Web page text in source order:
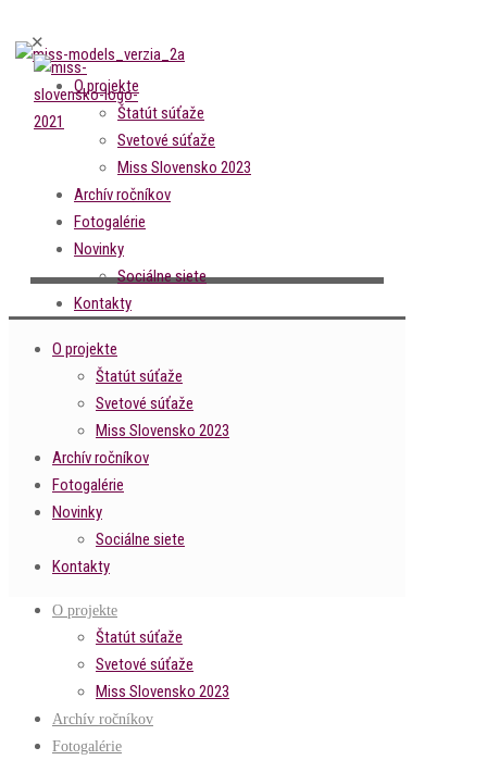
✕
O projekte
Štatút súťaže
Svetové súťaže
Miss Slovensko 2023
Archív ročníkov
Fotogalérie
Novinky
Sociálne siete
Kontakty
O projekte
Štatút súťaže
Svetové súťaže
Miss Slovensko 2023
Archív ročníkov
Fotogalérie
Novinky
Sociálne siete
Kontakty
O projekte
Štatút súťaže
Svetové súťaže
Miss Slovensko 2023
Archív ročníkov
Fotogalérie